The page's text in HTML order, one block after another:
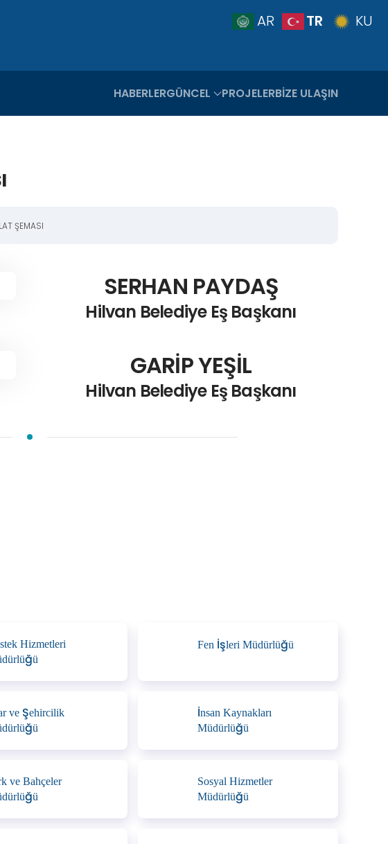
AR TR KU
HABERLERGÜNCEL PROJELERBIZE ULAŞIN
ŞEMASI
SERHAN PAYDAŞ
Hilvan Belediye Eş Başkanı
GARİP YEŞİL
Hilvan Belediye Eş Başkanı
Hizmetleri
Fen İşleri Müdürlüğü
ve Şehircilik
İnsan Kaynakları
Müdürlüğü
ve Bahçeler
Sosyal Hizmetler
Müdürlüğü